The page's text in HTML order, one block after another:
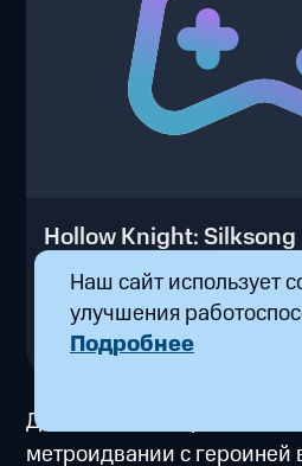
Наш сайт использует
улучшения
Подробнее
Hollow Knight: Silksong
от 19 ₽/час
ИГРАТЬ В
Долгожданное
метроидвании с героиней